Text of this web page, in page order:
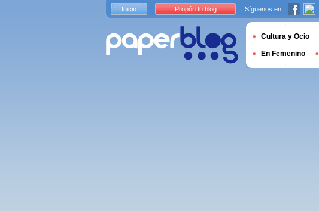
Inicio Propón tu blog Síguenos en
Cultura y Ocio
En Femenino